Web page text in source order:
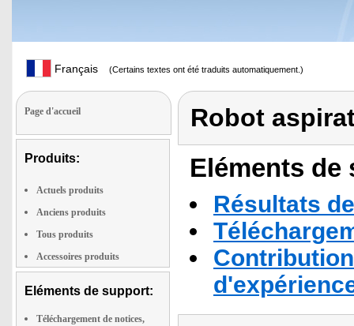
Français (Certains textes ont été traduits automatiquement.)
Page d'accueil
Produits:
Actuels produits
Anciens produits
Tous produits
Accessoires produits
Eléments de support:
Téléchargement de notices,
Robot
Eléments
Résultats